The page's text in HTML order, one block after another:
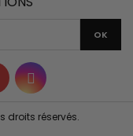
PinterestInstagram
droits réservés.